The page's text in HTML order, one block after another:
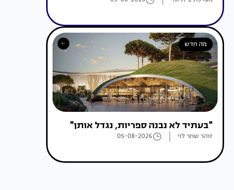
מה חדש
"בעתיד לא נבנה ספריות, נגדל אותן"
זוהר שחר לוי 05-08-2026